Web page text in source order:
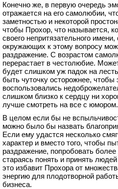
Конечно же, в первую очередь
отражается на его самолюбии,
заметностью и некоторой
чтобы Прохор, что называется,
своего непритязательного
окружающих к этому вопросу
раздражение. С возрастом
перерастает в честолюбие.
будет слишком уж падок на
быть чуточку осторожнее, чтобы
воспользовались
слишком близко к сердцу ни
лучше смотреть на все с юмором.
В целом если бы не
можно было бы назвать
Если ему удастся несколько
характер и вместо того, чтобы
раздражение, попробовать более
стараясь понять и принять
это избавит Прохора от
энергию для плодотворной
бизнеса.